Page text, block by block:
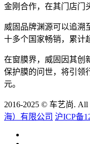
金刚合作，在其门店门
威固品牌渊源可以追溯
十多个国家畅销，累计
在窗膜界，威固因其创
保护膜的问世，将引领
元。
2016-2025 © 车艺尚. All
海）有限公司 沪ICP备